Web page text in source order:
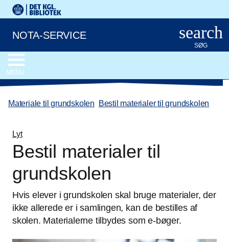
Gå til hovedindholdet
Det Kongelige Biblioteks logo. Gå til Det Kongelige
NOTA-SERVICE search
SØG
MENU
Materiale til grundskolen Bestil materialer til grundskolen
Lyt
Bestil materialer til
grundskolen
Hvis elever i grundskolen skal bruge materialer, der
ikke allerede er i samlingen, kan de bestilles af
skolen. Materialerne tilbydes som e-bøger.